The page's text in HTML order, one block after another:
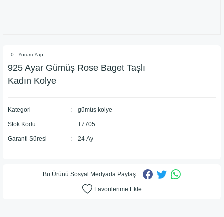
0 - Yorum Yap
925 Ayar Gümüş Rose Baget Taşlı
Kadın Kolye
Kategori gümüş kolye
Stok Kodu T7705
Garanti Süresi 24 Ay
Bu Ürünü Sosyal Medyada Paylaş